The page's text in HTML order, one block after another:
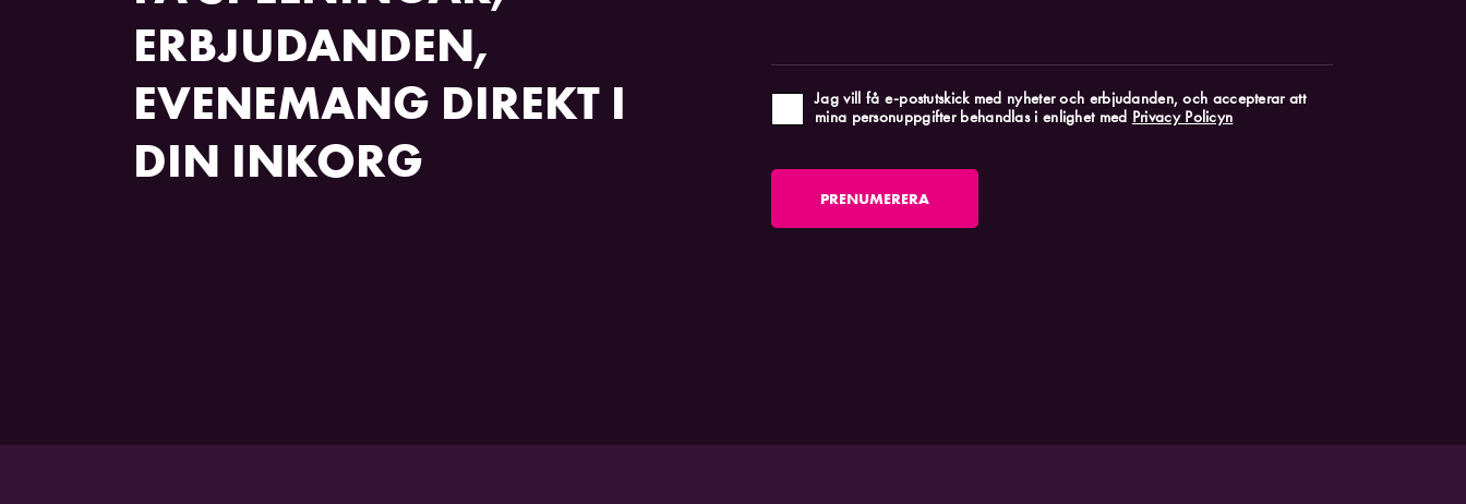
ERBJUDANDEN,
EVENEMANG DIREKT I
DIN INKORG
Jag vill få e-postutskick med nyheter och erbjudanden, och accepterar att
mina personuppgifter behandlas i enlighet med Privacy Policyn
PRENUMERERA